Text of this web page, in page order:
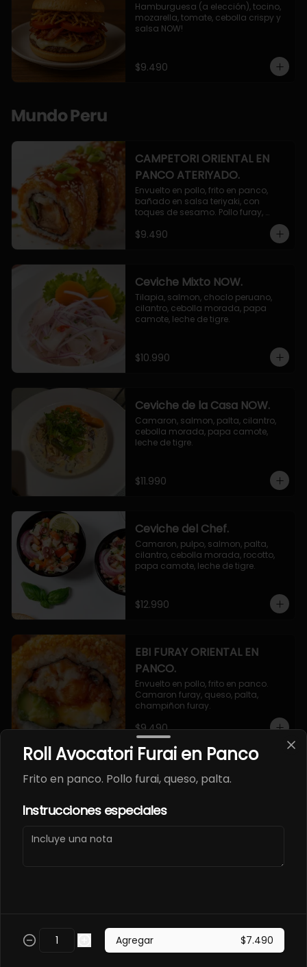
Hamburguesa (a elección), tocino,
mozarella, tomate, cebolla crispy y
salsa NOW!
$9.490
Mundo Peru
CAMPETORI ORIENTAL EN
PANCO ATERIYADO.
Envuelto en pollo, frito en panco,
bañado en salsa teriyaki, con
toques de sesamo. Pollo furay,
queso, champiñon furay, cebollin.
$9.490
Ceviche Mixto NOW.
Tilapia, salmon, choclo peruano,
cilantro, cebolla morada, papa
camote, leche de tigre.
$10.990
Ceviche de la Casa NOW.
Camaron, salmon, palta, cilantro,
cebolla morada, papa camote,
leche de tigre.
$11.990
Ceviche del Chef.
Camaron, pulpo, salmon, palta,
cilantro, cebolla morada, rocotto,
papa camote, leche de tigre.
$12.990
EBI FURAY ORIENTAL EN
PANCO.
Envuelto en pollo, frito en panco.
Camaron furay, queso, palta,
champiñon furay.
$9.490
EBI MAGURO ACEVICHON
Frito en panco, cubierto con atun
fresco, salsa acevichada y toques
Envuelto en palta, cubierto con
salmon fresco, salsa acevichada y
toques de shichimi. Camaron furay,
Roll Avocatori Furai en Panco
Frito en panco. Pollo furai, queso, palta.
Instrucciones especiales
Agregar $7.490